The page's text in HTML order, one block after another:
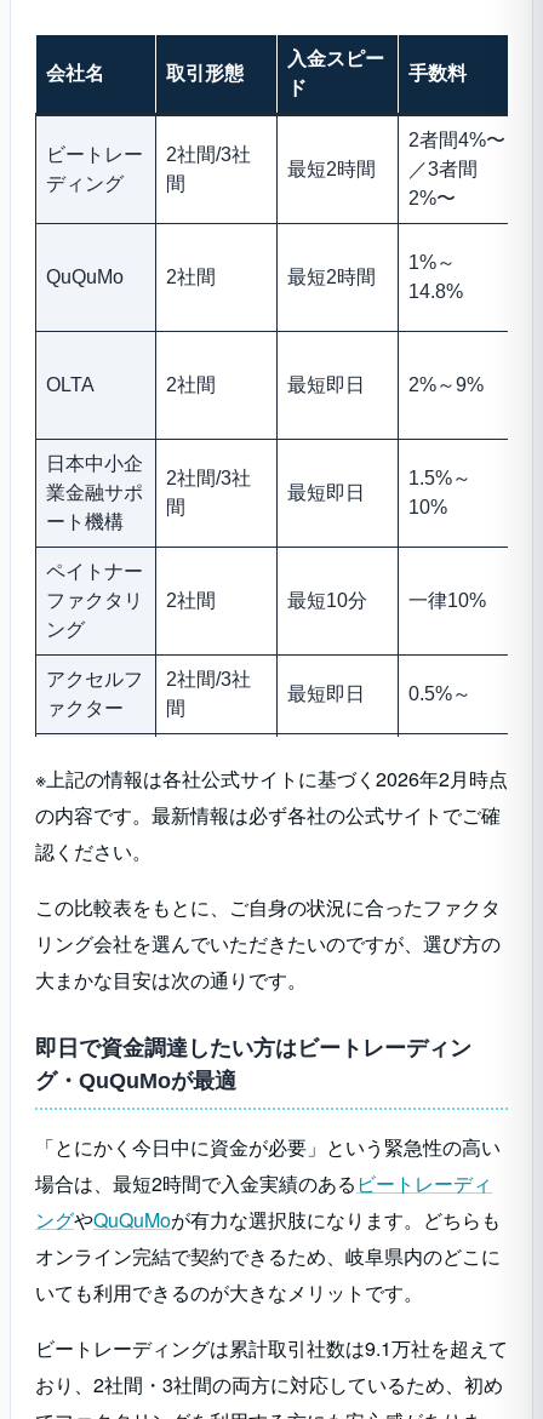
会社名 取引形態
入金スピー
ド
手数料
ビートレー
ディング
2社間/3社
間
最短2時間
2者間4%〜
／3者間
2%〜
QuQuMo 2社間 最短2時間
1%～
14.8%
OLTA 2社間 最短即日 2%～9%
日本中小企
業金融サポ
ート機構
2社間/3社
間
最短即日
1.5%～
10%
ペイトナー
ファクタリ
ング
2社間 最短10分 一律10%
アクセルフ
ァクター
2社間/3社
間
最短即日 0.5%～
ベストファ
クター
2社間/3社
間
最短即日 2%～20%
じゅうろく
クラウドフ
2社間 最短即日
ラボル 2社間 最短30分 一律10%
※上記の情報は各社公式サイトに基づく2026年2月時点
の内容です。最新情報は必ず各社の公式サイトでご確
認ください。
この比較表をもとに、ご自身の状況に合ったファクタ
リング会社を選んでいただきたいのですが、選び方の
大まかな目安は次の通りです。
即日で資金調達したい方はビートレーディン
グ・QuQuMoが最適
「とにかく今日中に資金が必要」という緊急性の高い
場合は、最短2時間で入金実績のある ビートレーディ
ングやQuQuMoが有力な選択肢になります。どちらも
オンライン完結で契約できるため、岐阜県内のどこに
いても利用できるのが大きなメリットです。
ビートレーディングは累計取引社数は9.1万社を超えて
おり、2社間・3社間の両方に対応しているため、初め